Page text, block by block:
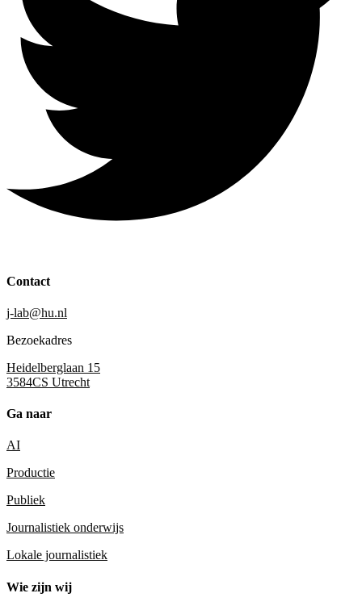
Contact
j-lab@hu.nl
Bezoekadres
Heidelberglaan 15
3584CS Utrecht
Ga naar
AI
Productie
Publiek
Journalistiek onderwijs
Lokale journalistiek
Wie zijn wij